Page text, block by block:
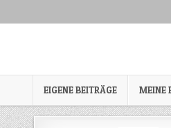
EIGENE BEITRÄGE MEINE